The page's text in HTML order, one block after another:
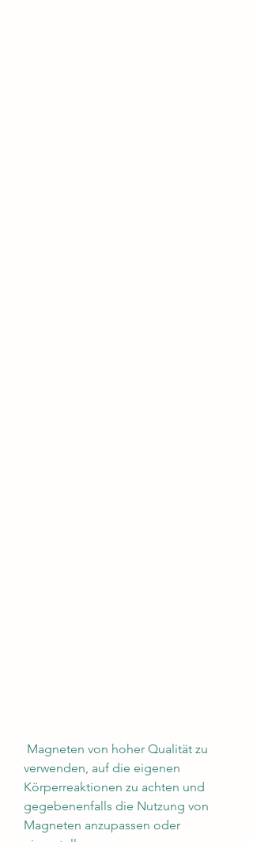
verwenden, auf die eigenen
Körperreaktionen zu achten und
gegebenenfalls die Nutzung von
Magneten anzupassen oder